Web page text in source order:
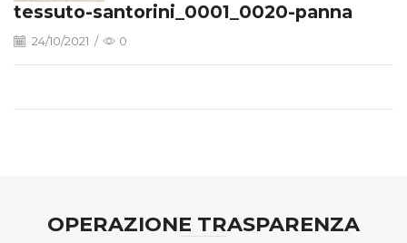
tessuto-santorini_0001_0020-panna
24/10/2021 / 0
OPERAZIONE TRASPARENZA